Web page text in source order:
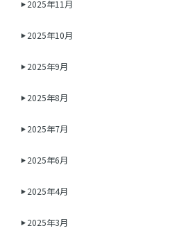
2025年11月
2025年10月
2025年9月
2025年8月
2025年7月
2025年6月
2025年4月
2025年3月